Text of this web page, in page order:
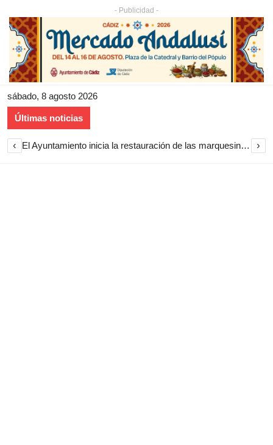
- Publicidad -
sábado, 8 agosto 2026
Últimas noticias
‹ El Ayuntamiento inicia la restauración de las marquesinas de Plaza Esteve para volver a instalarlas en el centro de Jerez ›